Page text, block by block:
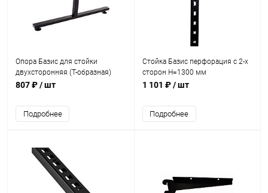
Опора Базис для стойки
двухсторонняя (Т-образная)
807 ₽/ шт
Подробнее
Стойка Базис перфорация с 2-х
сторон H=1300 мм
1 101 ₽/ шт
Подробнее